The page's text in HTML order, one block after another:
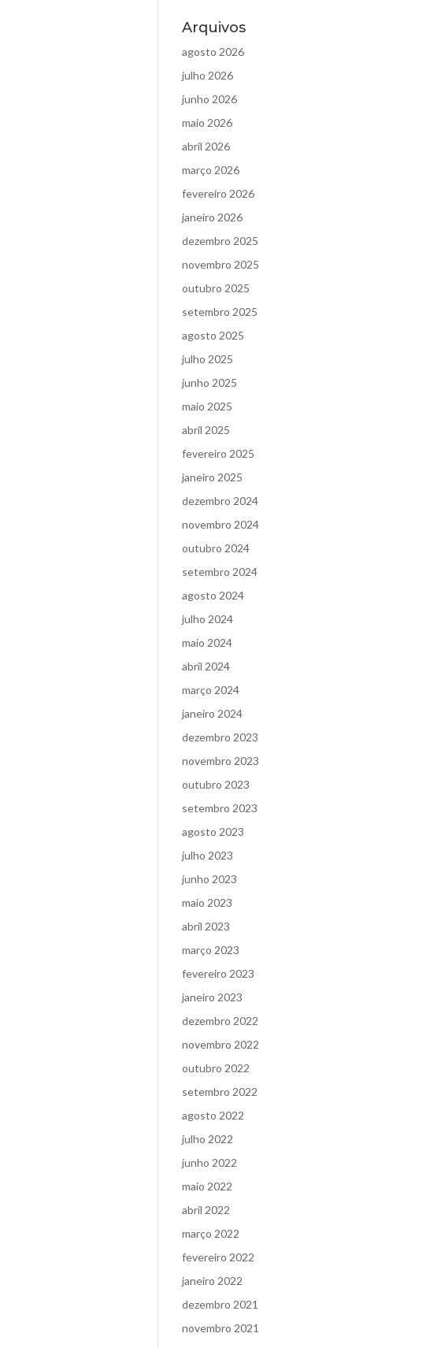
Arquivos
agosto 2026
julho 2026
junho 2026
maio 2026
abril 2026
março 2026
fevereiro 2026
janeiro 2026
dezembro 2025
novembro 2025
outubro 2025
setembro 2025
agosto 2025
julho 2025
junho 2025
maio 2025
abril 2025
fevereiro 2025
janeiro 2025
dezembro 2024
novembro 2024
outubro 2024
setembro 2024
agosto 2024
julho 2024
maio 2024
abril 2024
março 2024
janeiro 2024
dezembro 2023
novembro 2023
outubro 2023
setembro 2023
agosto 2023
julho 2023
junho 2023
maio 2023
abril 2023
março 2023
fevereiro 2023
janeiro 2023
dezembro 2022
novembro 2022
outubro 2022
setembro 2022
agosto 2022
julho 2022
junho 2022
maio 2022
abril 2022
março 2022
fevereiro 2022
janeiro 2022
dezembro 2021
novembro 2021